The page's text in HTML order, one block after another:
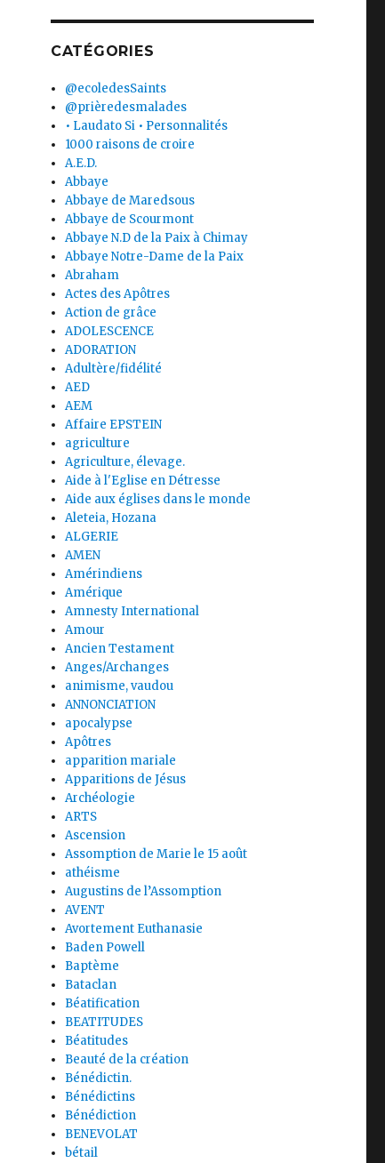
CATÉGORIES
@ecoledesSaints
@prièredesmalades
• Laudato Si • Personnalités
1000 raisons de croire
A.E.D.
Abbaye
Abbaye de Maredsous
Abbaye de Scourmont
Abbaye N.D de la Paix à Chimay
Abbaye Notre-Dame de la Paix
Abraham
Actes des Apôtres
Action de grâce
ADOLESCENCE
ADORATION
Adultère/fidélité
AED
AEM
Affaire EPSTEIN
agriculture
Agriculture, élevage.
Aide à l'Eglise en Détresse
Aide aux églises dans le monde
Aleteia, Hozana
ALGERIE
AMEN
Amérindiens
Amérique
Amnesty International
Amour
Ancien Testament
Anges/Archanges
animisme, vaudou
ANNONCIATION
apocalypse
Apôtres
apparition mariale
Apparitions de Jésus
Archéologie
ARTS
Ascension
Assomption de Marie le 15 août
athéisme
Augustins de l’Assomption
AVENT
Avortement Euthanasie
Baden Powell
Baptème
Bataclan
Béatification
BEATITUDES
Béatitudes
Beauté de la création
Bénédictin.
Bénédictins
Bénédiction
BENEVOLAT
bétail